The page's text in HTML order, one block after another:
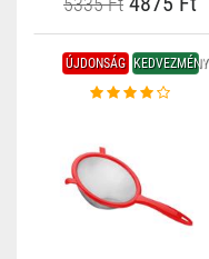
ÚJDONSÁG KEDVEZMÉNY